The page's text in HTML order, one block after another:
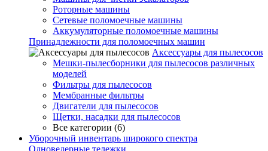
Роторные машины
Сетевые поломоечные машины
Аккумуляторные поломоечные машины
Принадлежности для поломоечных машин
Аксессуары для пылесосов
Мешки-пылесборники для пылесосов различных
моделей
Фильтры для пылесосов
Мембранные фильтры
Двигатели для пылесосов
Щетки, насадки для пылесосов
Все категории (6)
Уборочный инвентарь широкого спектра
Одноведерные тележки